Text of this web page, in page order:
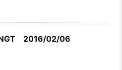
NGT 2016/02/06